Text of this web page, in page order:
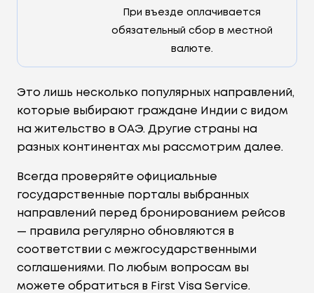
При въезде оплачивается
обязательный сбор в местной
валюте.
Это лишь несколько популярных направлений,
которые выбирают граждане Индии с видом
на жительство в ОАЭ. Другие страны на
разных континентах мы рассмотрим далее.
Всегда проверяйте официальные
государственные порталы выбранных
направлений перед бронированием рейсов
— правила регулярно обновляются в
соответствии с межгосударственными
соглашениями. По любым вопросам вы
можете обратиться в First Visa Service.